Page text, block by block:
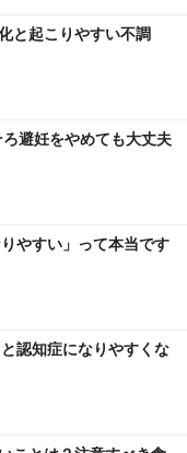
と起こりやすい不調
避妊をやめても大丈夫
やすい」って本当です
認知症になりやすくな